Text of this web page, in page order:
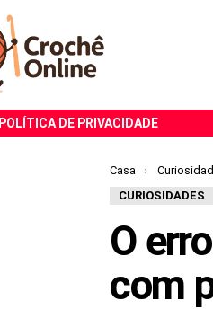
POLÍTICA DE PRIVACIDADE
Você está aqui:
Casa
CURIOSIDADES
O
com